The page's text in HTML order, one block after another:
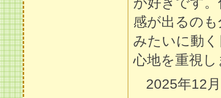
感が出るの
みたいに動
心地を重視し
2025年12